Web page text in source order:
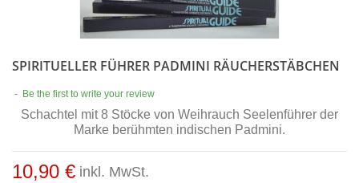
SPIRITUELLER FÜHRER PADMINI RÄUCHERSTÄBCHEN
- Be the first to write your review
Schachtel mit 8 Stöcke von Weihrauch Seelenführer der
Marke berühmten indischen Padmini.
10,90 € inkl. MwSt.